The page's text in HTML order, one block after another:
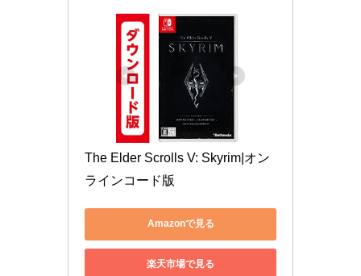
The Elder Scrolls V: Skyrim|オン
ラインコード版
Amazonで見る
楽天市場で見る